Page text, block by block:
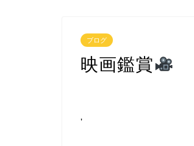
ブログ
映画鑑賞
'